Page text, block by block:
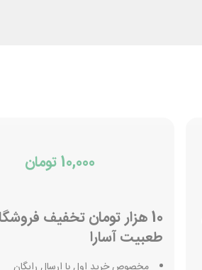
10,000 تومان
10 هزار تومان تخفیف
طعبیت آسارا